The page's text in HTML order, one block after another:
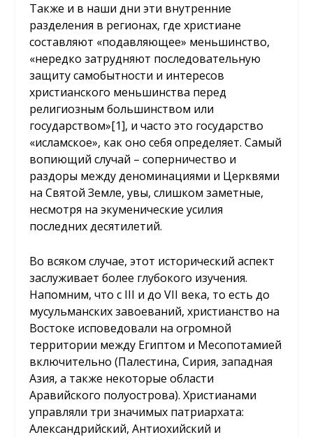
Также и в наши дни эти внутренние
разделения в регионах, где христиане
составляют «подавляющее» меньшинство,
«нередко затрудняют последовательную
защиту самобытности и интересов
христианского меньшинства перед
религиозным большинством или
государством»[1], и часто это государство
«исламское», как оно себя определяет. Самый
вопиющий случай – соперничество и
раздоры между деноминациями и Церквями
на Святой Земле, увы, слишком заметные,
несмотря на экуменические усилия
последних десятилетий.
Во всяком случае, этот исторический аспект
заслуживает более глубокого изучения.
Напомним, что с III и до VII века, то есть до
мусульманских завоеваний, христианство на
Востоке исповедовали на огромной
территории между Египтом и Месопотамией
включительно (Палестина, Сирия, западная
Азия, а также некоторые области
Аравийского полуострова). Христианами
управляли три значимых патриархата:
Александрийский, Антиохийский и